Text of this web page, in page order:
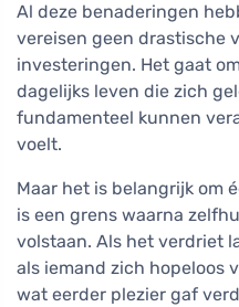
Al deze benaderingen
vereisen geen drastische
investeringen. Het gaat om
dagelijks leven die zich
fundamenteel kunnen
voelt.
Maar het is belangrijk om
is een grens waarna
volstaan. Als het verdriet
als iemand zich hopeloos
wat eerder plezier gaf